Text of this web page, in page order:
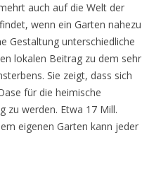
auch auf die Welt der
wenn ein Garten nahezu
Gestaltung unterschiedliche
lokalen Beitrag zu dem sehr
Sie zeigt, dass sich
für die heimische
zu werden. Etwa 17 Mill.
eigenen Garten kann jeder